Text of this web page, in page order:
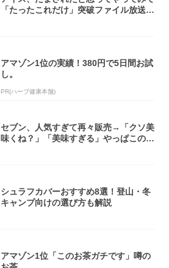
「たったこれだけ」突破ファイル放送で
アマゾン1位の実績！380円で5日間お試
し。
PR(ハーブ健康本舗)
セブン、人気すぎて再々販売→「クソ美
味くね？」「美味すぎる」やっぱこのク
シュラフカバーおすすめ8選！登山・冬
キャンプ向けの選び方も解説
アマゾン1位「このお茶ガチです」噂の